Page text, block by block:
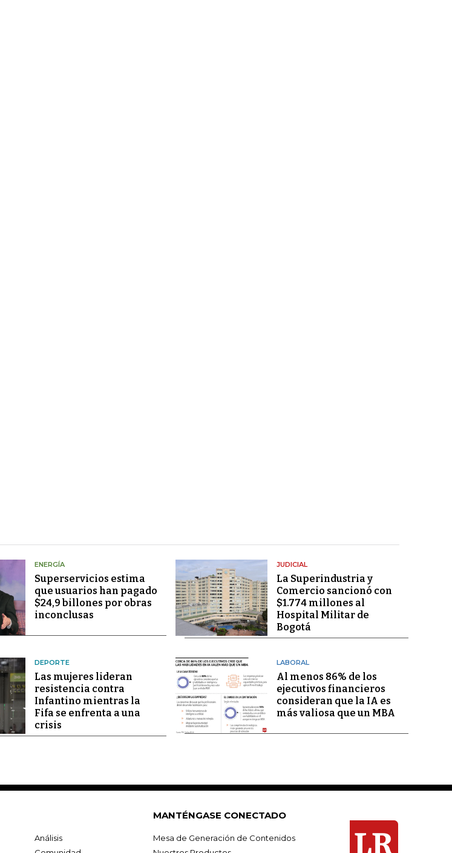
ENERGÍA
Superservicios estima
que usuarios han pagado
$24,9 billones por obras
inconclusas
JUDICIAL
La Superindustria y
Comercio sancionó con
$1.774 millones al
Hospital Militar de
Bogotá
DEPORTE
Las mujeres lideran
resistencia contra
Infantino mientras la
Fifa se enfrenta a una
crisis
LABORAL
Al menos 86% de los
ejecutivos financieros
consideran que la IA es
más valiosa que un MBA
Análisis
MANTÉNGASE CONECTADO
Mesa de Generación de Contenidos